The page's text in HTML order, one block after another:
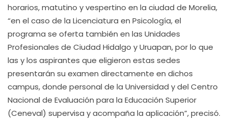
horarios, matutino y vespertino en la ciudad de Morelia,
“en el caso de la Licenciatura en Psicología, el
programa se oferta también en las Unidades
Profesionales de Ciudad Hidalgo y Uruapan, por lo que
las y los aspirantes que eligieron estas sedes
presentarán su examen directamente en dichos
campus, donde personal de la Universidad y del Centro
Nacional de Evaluación para la Educación Superior
(Ceneval) supervisa y acompaña la aplicación”, precisó.